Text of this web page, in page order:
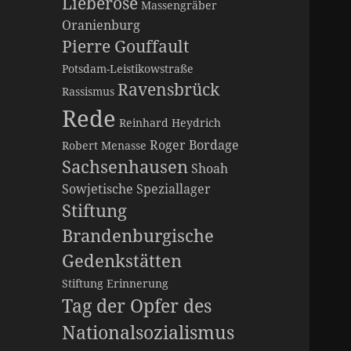
Massengräber
Oranienburg
Pierre Gouffault
Potsdam-Leistikowstraße
Rassismus Ravensbrück
Rede Reinhard Heydrich
Robert Menasse Roger Bordage
Sachsenhausen Shoah
Sowjetische Speziallager
Stiftung
Brandenburgische
Gedenkstätten
Stiftung Erinnerung
Tag der Opfer des
Nationalsozialismus